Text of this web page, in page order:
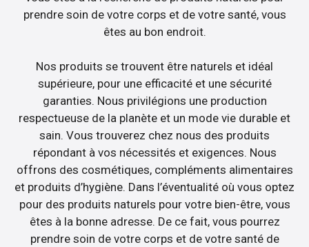
prendre soin de votre corps et de votre santé, vous
êtes au bon endroit.
Nos produits se trouvent être naturels et idéal
supérieure, pour une efficacité et une sécurité
garanties. Nous privilégions une production
respectueuse de la planète et un mode vie durable et
sain. Vous trouverez chez nous des produits
répondant à vos nécessités et exigences. Nous
offrons des cosmétiques, compléments alimentaires
et produits d’hygiène. Dans l’éventualité où vous optez
pour des produits naturels pour votre bien-être, vous
êtes à la bonne adresse. De ce fait, vous pourrez
prendre soin de votre corps et de votre santé de